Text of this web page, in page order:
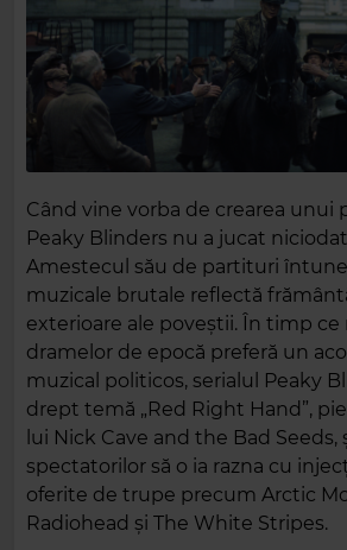
Când vine vorba de crearea unui
Peaky Blinders nu a jucat
Amestecul său de partituri
muzicale brutale reflectă
exterioare ale poveștii. În timp ce
dramelor de epocă preferă un
muzical politicos, serialul Peaky
drept temă „Red Right Hand”,
lui Nick Cave and the Bad
spectatorilor să o ia razna cu
oferite de trupe precum Arctic
Radiohead și The White Stripes.